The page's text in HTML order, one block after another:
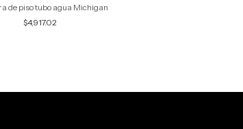
de piso tubo agua Michigan
$4,917.02